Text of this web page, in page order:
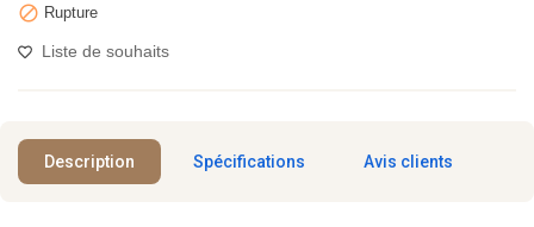
 Rupture
Liste de souhaits
Description Spécifications Avis clients